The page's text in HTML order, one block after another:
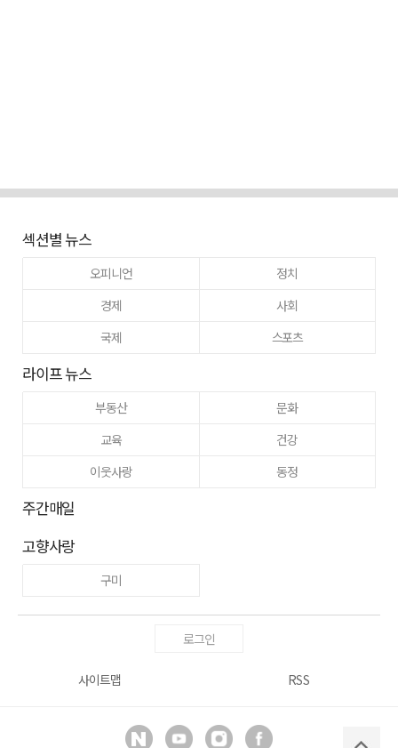
섹션별 뉴스
오피니언
정치
경제
사회
국제
스포츠
라이프 뉴스
부동산
문화
교육
건강
이웃사랑
동정
주간매일
고향사랑
구미
로그인
사이트맵 RSS